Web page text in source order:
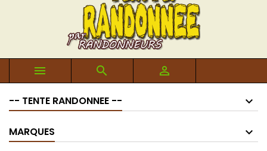
  
-- TENTE RANDONNEE --
MARQUES